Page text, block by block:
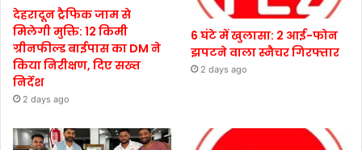
देहरादून ट्रैफिक जाम से
मिलेगी मुक्ति: 12 किमी
ग्रीनफील्ड बाईपास का DM ने
किया निरीक्षण, दिए सख्त
निर्देश
2 days ago
6 घंटे में खुलासा: 2 आई-फोन
झपटने वाला स्नैचर गिरफ्तार
2 days ago